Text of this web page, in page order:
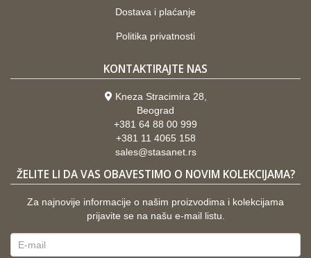
Dostava i plaćanje
Politika privatnosti
KONTAKTIRAJTE NAS
Kneza Stracimira 28,
Beograd
+381 64 88 00 999
+381 11 4065 158
sales@stasanet.rs
ŽELITE LI DA VAS OBAVESTIMO O NOVIM KOLEKCIJAMA?
Za najnovije informacije o našim proizvodima i kolekcijama
prijavite se na našu e-mail listu.